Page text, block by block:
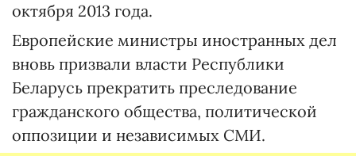
октября 2013 года.
Европейские министры иностранных дел
вновь призвали власти Республики
Беларусь прекратить преследование
гражданского общества, политической
оппозиции и независимых СМИ.